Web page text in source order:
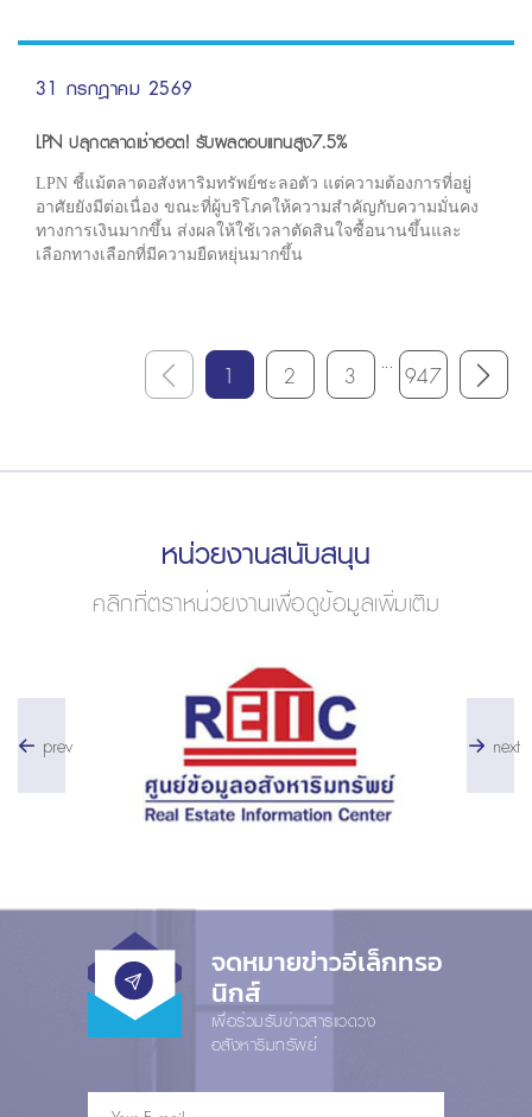
31 กรกฎาคม 2569
LPN ปลุกตลาดเช่าฮอต! รับผลตอบแทนสูง7.5%
LPN ชี้แม้ตลาดอสังหาริมทรัพย์ชะลอตัว แต่ความต้องการที่อยู่
อาศัยยังมีต่อเนื่อง ขณะที่ผู้บริโภคให้ความสำคัญกับความมั่นคง
ทางการเงินมากขึ้น ส่งผลให้ใช้เวลาตัดสินใจซื้อนานขึ้นและ
เลือกทางเลือกที่มีความยืดหยุ่นมากขึ้น
1 2 3 ... 947
หน่วยงานสนับสนุน
คลิกที่ตราหน่วยงานเพื่อดูข้อมูลเพิ่มเติม
prev next
จดหมายข่าวอีเล็กทรอ
นิกส์
เพื่อร่วมรับข่าวสารแวดวง
อสังหาริมทรัพย์